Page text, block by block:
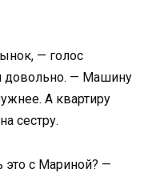
— голос
довольно. — Машину
А квартиру
сестру.
это с Мариной? —